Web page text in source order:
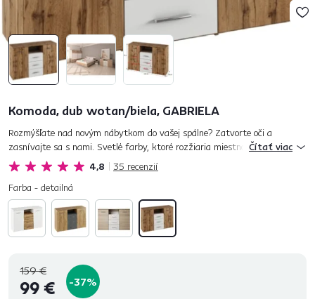
Komoda, dub wotan/biela, GABRIELA
4,8 35 recenzií
Rozmýšľate nad novým nábytkom do vašej spálne? Zatvorte oči a
zasnívajte sa s nami. Svetlé farby, ktoré rozžiaria miestnosť. Kvalitný a
stabilný materiál. Trendový dizajn, ktorý sa vám nezunuje ani o...
Čítať viac
Farba - detailná
159 €
99 € -37%